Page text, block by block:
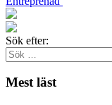
Sök efter:
Mest läst